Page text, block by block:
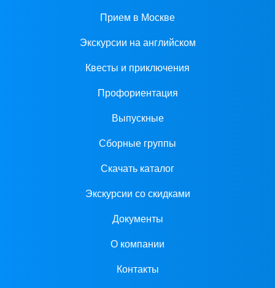
Прием в Москве
Экскурсии на английском
Квесты и приключения
Профориентация
Выпускные
Сборные группы
Скачать каталог
Экскурсии со скидками
Документы
О компании
Контакты